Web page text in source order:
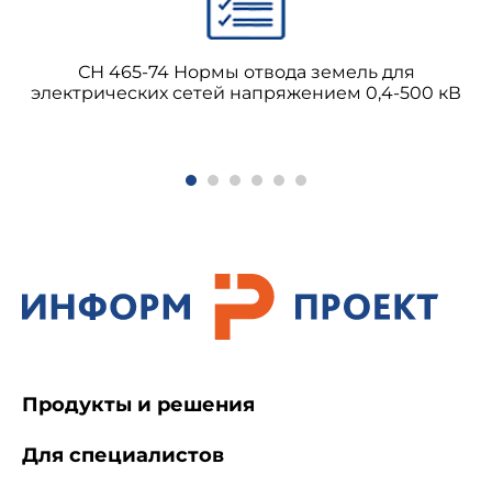
СН 465-74 Нормы отвода земель для
электрических сетей напряжением 0,4-500 кВ
Продукты и решения
Для специалистов